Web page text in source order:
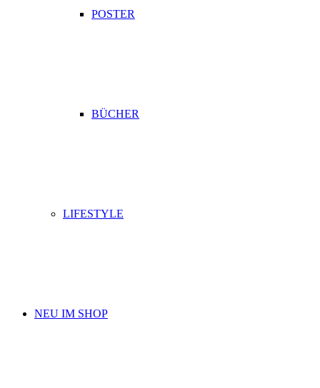
POSTER
BÜCHER
LIFESTYLE
NEU IM SHOP